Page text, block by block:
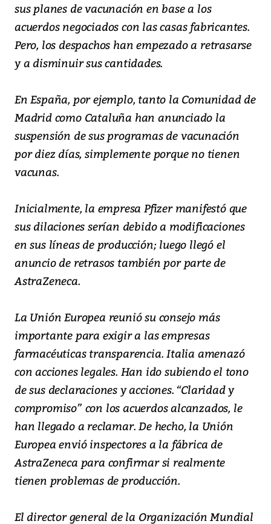
sus planes de vacunación en base a los
acuerdos negociados con las casas fabricantes.
Pero, los despachos han empezado a retrasarse
y a disminuir sus cantidades.
En España, por ejemplo, tanto la Comunidad de
Madrid como Cataluña han anunciado la
suspensión de sus programas de vacunación
por diez días, simplemente porque no tienen
vacunas.
Inicialmente, la empresa Pfizer manifestó que
sus dilaciones serían debido a modificaciones
en sus líneas de producción; luego llegó el
anuncio de retrasos también por parte de
AstraZeneca.
La Unión Europea reunió su consejo más
importante para exigir a las empresas
farmacéuticas transparencia. Italia amenazó
con acciones legales. Han ido subiendo el tono
de sus declaraciones y acciones. “Claridad y
compromiso” con los acuerdos alcanzados, le
han llegado a reclamar. De hecho, la Unión
Europea envió inspectores a la fábrica de
AstraZeneca para confirmar si realmente
tienen problemas de producción.
El director general de la Organización Mundial